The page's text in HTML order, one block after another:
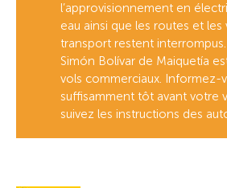
l’approvisionnement en
eau ainsi que les routes et les
transport restent
Simón Bolívar de Maiquetía
vols commerciaux. Informez-
suffisamment tôt avant votre
suivez les instructions des